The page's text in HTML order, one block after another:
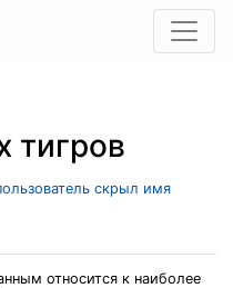
тигров
скрыл имя
относится к наиболее